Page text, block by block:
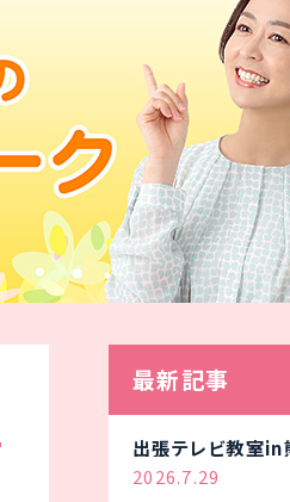
最新記事
出張テレビ教室in
2026.7.29